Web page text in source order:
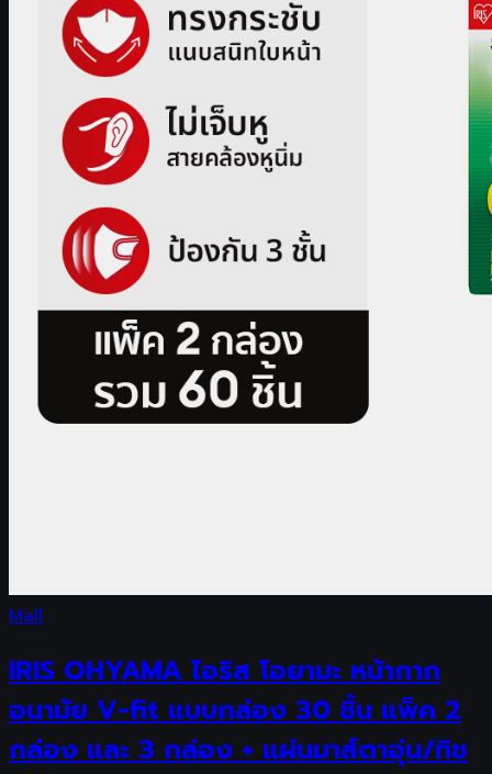
Mall
IRIS OHYAMA ไอริส โอยามะ หน้ากาก
อนามัย V-fit แบบกล่อง 30 ชิ้น แพ็ค 2
กล่อง และ 3 กล่อง + แผ่นมาส์ตาอุ่น/ทิช